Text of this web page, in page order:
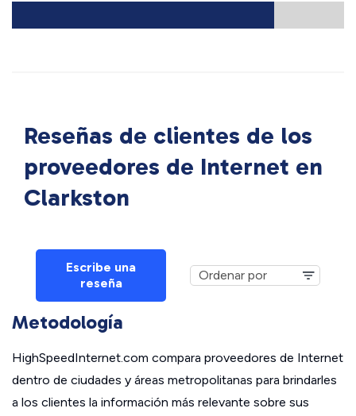
Reseñas de clientes de los
proveedores de Internet en
Clarkston
Escribe una
reseña
Metodología
HighSpeedInternet.com compara proveedores de Internet
dentro de ciudades y áreas metropolitanas para brindarles
a los clientes la información más relevante sobre sus